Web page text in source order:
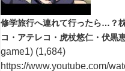
修学旅行へ連れて行ったら…？
コ・アテレコ・虎杖悠仁・伏黒
game1) (1,684)
https://www.youtube.com/